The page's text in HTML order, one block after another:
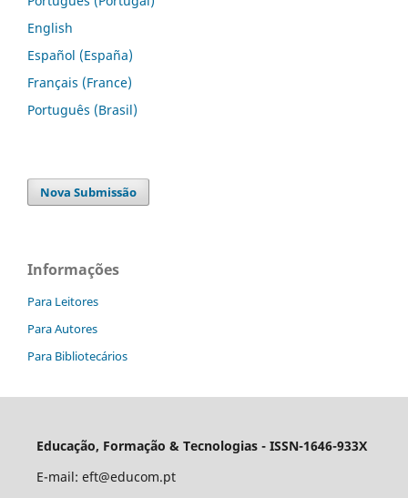
English
Español (España)
Français (France)
Português (Brasil)
Nova Submissão
Informações
Para Leitores
Para Autores
Para Bibliotecários
Educação, Formação & Tecnologias - ISSN-1646-933X
E-mail: eft@educom.pt